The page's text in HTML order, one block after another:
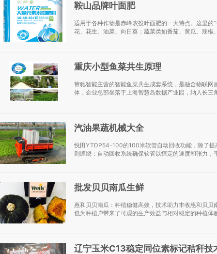
鞍山品牌叶面肥
适用于各种作物是赤峰农投叶面肥的一大特点。这里
花、花生、油菜、向日葵；蔬菜类如番茄、黄瓜、辣
重庆小型鱼菜共生原理
芾驰智能主营的智能鱼菜共生成套系统，是融合物联
体，企业总部坐落于上海智慧岛数据产业园，纳入长
汽油果蔬机械大全
悦田YTDP54-100的100米软管自动回收功能，除了提
则缠绕：自动回收系统确保软管以恒定的速度和张力
批发贝贝南瓜生鲜
惠和贝贝南瓜：种植稳健高效，技术助力丰收惠和贝
也为种植户带来了可观的生产效益与相对稳定的种植
辽宁玉米C13稳定同位素标记秸秆技